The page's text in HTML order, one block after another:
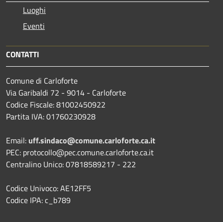
Luoghi
Eventi
CONTATTI
Comune di Carloforte
Via Garibaldi 72 - 9014 - Carloforte
Codice Fiscale: 81002450922
Partita IVA: 01760230928
Email: uff.sindaco@comune.carloforte.ca.it
PEC: protocollo@pec.comune.carloforte.ca.it
Centralino Unico: 07818589217 - 222
Codice Univoco: AE12FF5
Codice IPA: c_b789